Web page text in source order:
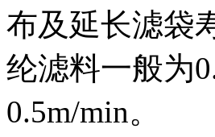
布及延长滤袋
纶滤料一般为
0.5m/min。